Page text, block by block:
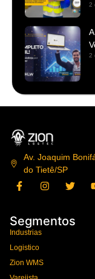
2
2
Av. Joaquim
do Tietê/SP
Segmentos
Industrias
Logistico
Zion WMS